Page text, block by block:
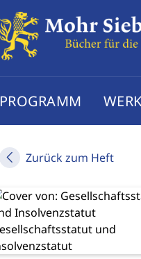
PROGRAMM
Zurück zum Heft